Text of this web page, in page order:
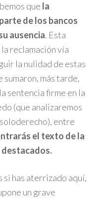
que la
de los bancos
ausencia. Esta
reclamación vía
la nulidad de estas
sumaron, más tarde,
sentencia firme en la
(que analizaremos
entre
el texto de la
destacados.
has aterrizado aquí,
un grave